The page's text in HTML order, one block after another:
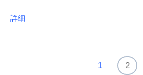
詳細
1 2